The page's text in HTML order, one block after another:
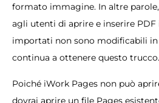
formato immagine. In altre
agli utenti di aprire e inserire PDF
importati non sono modificabili in
continua a ottenere questo trucco.
Poiché iWork Pages non può
dovrai aprire un file Pages